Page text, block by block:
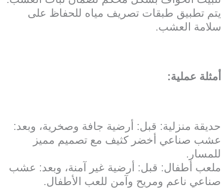
يتم تطبيق طبقات تصريف مياه للحفاظ على
سلامة العشب.
أمثلة عملية:
حديقة منزلية: قبل: أرضية جافة وصخرية، وبعد:
عشب صناعي أخضر كثيف مع تصميم مميز
للمسار.
ملعب أطفال: قبل: أرضية غير آمنة، وبعد: عشب
صناعي ناعم ومريح وآمن للعب الأطفال.